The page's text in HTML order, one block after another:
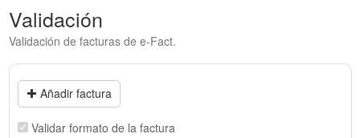
Validación
Validación de facturas de e-Fact.
Añadir factura
Validar formato de la factura